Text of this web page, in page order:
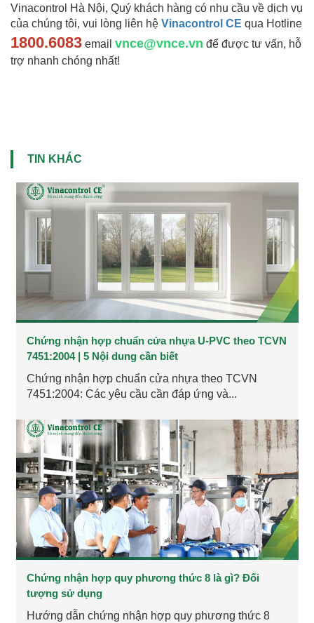
Vinacontrol Hà Nội, Quý khách hàng có nhu cầu về dịch vụ
của chúng tôi, vui lòng liên hệ Vinacontrol CE qua Hotline
1800.6083 email vnce@vnce.vn để được tư vấn, hỗ
trợ nhanh chóng nhất!
TIN KHÁC
Chứng nhận hợp chuẩn cửa nhựa U-PVC theo TCVN
7451:2004 | 5 Nội dung cần biết
Chứng nhận hợp chuẩn cửa nhựa theo TCVN
7451:2004: Các yêu cầu cần đáp ứng và...
Chứng nhận hợp quy phương thức 8 là gì? Đối
tượng sử dụng
Hướng dẫn chứng nhận hợp quy phương thức 8